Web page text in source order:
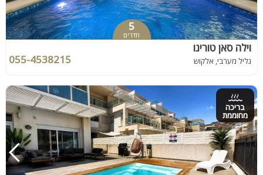
5
חדרים
וילה סאן טורינו
גליל מערבי, אלקוש 055-4538215
בריכה
מחוממת